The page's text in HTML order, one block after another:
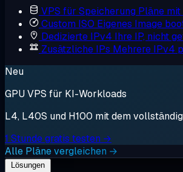
VPS für Speicherung Pläne
Custom ISO Eigenes Image
Dedizierte IPv4 Ihre IP, nicht
Zusätzliche IPs Mehrere IPv4
Neu
GPU VPS für KI-Workloads
L4, L40S und H100 mit dem
1 Stunde gratis testen →
Alle Pläne vergleichen →